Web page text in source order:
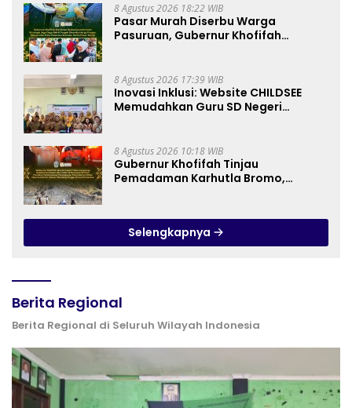
8 Agustus 2026 18:22 WIB
Pasar Murah Diserbu Warga
Pasuruan, Gubernur Khofifah
8 Agustus 2026 17:39 WIB
Inovasi Inklusi: Website CHILDSEE
Memudahkan Guru SD Negeri
8 Agustus 2026 10:18 WIB
Gubernur Khofifah Tinjau
Pemadaman Karhutla Bromo,
Selengkapnya
Berita Regional
Berita Regional di Seluruh Wilayah Indonesia